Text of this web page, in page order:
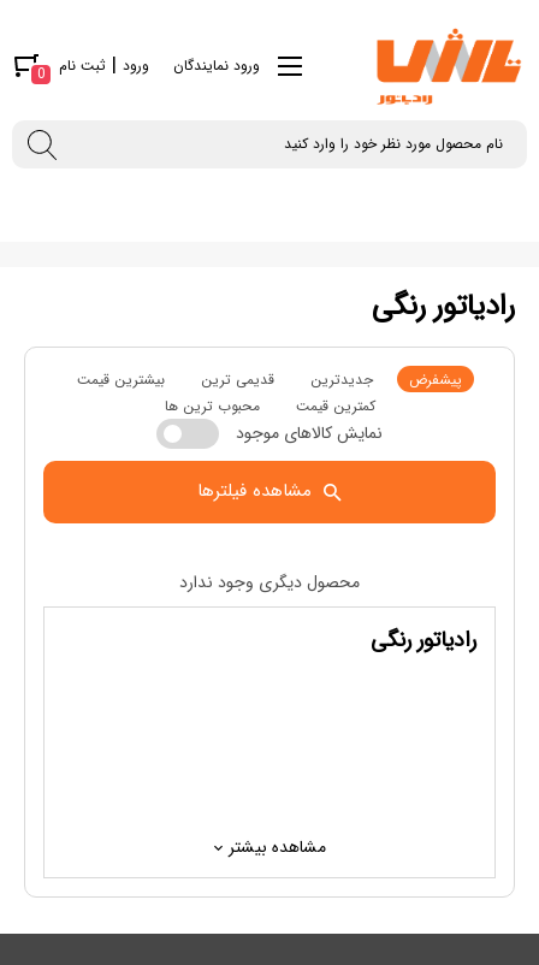
ورود نمایندگان ورود | ثبت نام 0
رادیاتور رنگی
پیشفرض جدیدترین قدیمی ترین
بیشترین قیمت
کمترین قیمت
محبوب ترین ها
نمایش کالاهای موجود
مشاهده فیلترها
محصول دیگری وجود ندارد
رادیاتور رنگی
مشاهده بیشتر